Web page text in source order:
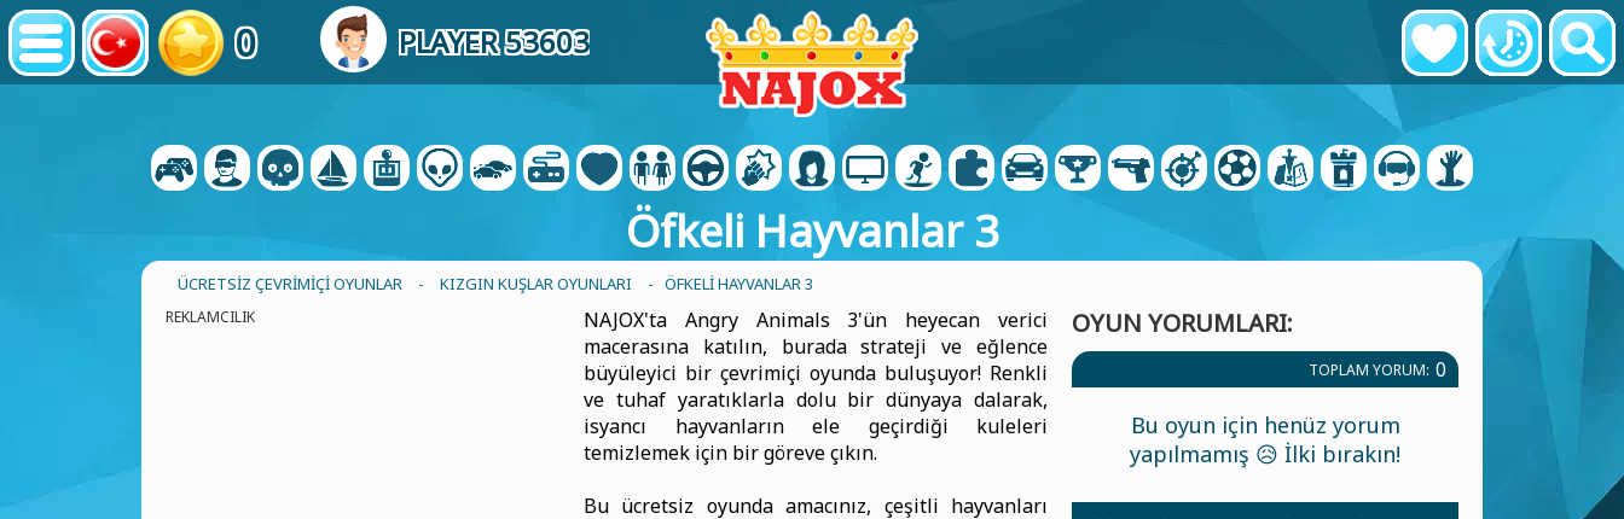
0 PLAYER 53603
Öfkeli Hayvanlar 3
ÜCRETSIZ ÇEVRIMIÇI OYUNLAR - KIZGIN KUŞLAR OYUNLARI - ÖFKELI HAYVANLAR 3
REKLAMCILIK
NAJOX'ta Angry Animals 3'ün heyecan verici
macerasına katılın, burada strateji ve eğlence
büyüleyici bir çevrimiçi oyunda buluşuyor! Renkli
ve tuhaf yaratıklarla dolu bir dünyaya dalarak,
isyancı hayvanların ele geçirdiği kuleleri
temizlemek için bir göreve çıkın.
Bu ücretsiz oyunda amacınız, çeşitli hayvanları
OYUN YORUMLARI:
TOPLAM YORUM: 0
Bu oyun için henüz yorum
yapılmamış 😥 İlki bırakın!